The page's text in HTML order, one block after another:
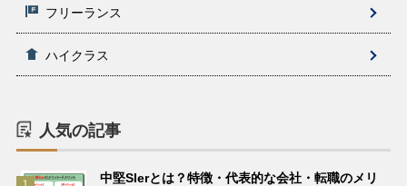
フリーランス
ハイクラス
人気の記事
中堅SIerとは？特徴・代表的な会社・転職のメリ